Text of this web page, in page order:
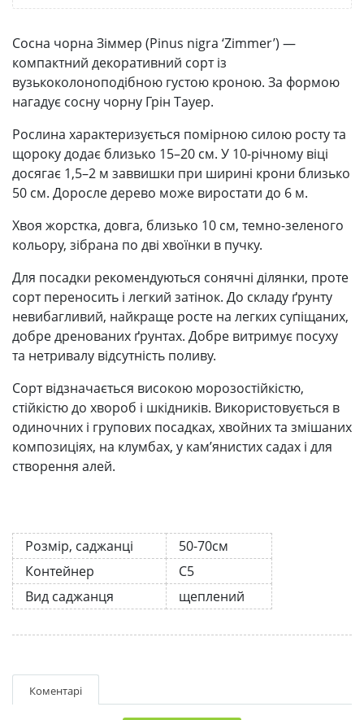
Сосна чорна Зіммер (Pinus nigra ‘Zimmer’) —
компактний декоративний сорт із
вузькоколоноподібною густою кроною. За формою
нагадує сосну чорну Грін Тауер.
Рослина характеризується помірною силою росту та
щороку додає близько 15–20 см. У 10-річному віці
досягає 1,5–2 м заввишки при ширині крони близько
50 см. Доросле дерево може виростати до 6 м.
Хвоя жорстка, довга, близько 10 см, темно-зеленого
кольору, зібрана по дві хвоїнки в пучку.
Для посадки рекомендуються сонячні ділянки, проте
сорт переносить і легкий затінок. До складу ґрунту
невибагливий, найкраще росте на легких супіщаних,
добре дренованих ґрунтах. Добре витримує посуху
та нетривалу відсутність поливу.
Сорт відзначається високою морозостійкістю,
стійкістю до хвороб і шкідників. Використовується в
одиночних і групових посадках, хвойних та змішаних
композиціях, на клумбах, у кам’янистих садах і для
створення алей.
Розмір, саджанці
50-70см
Контейнер
С5
Вид саджанця
щеплений
Коментарі